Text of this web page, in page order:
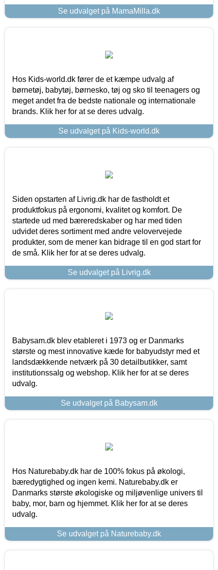
Se udvalget på MamaMilla.dk
Hos Kids-world.dk fører de et kæmpe udvalg af
børnetøj, babytøj, børnesko, tøj og sko til teenagers og
meget andet fra de bedste nationale og internationale
brands. Klik her for at se deres udvalg.
Se udvalget på Kids-world.dk
Siden opstarten af Livrig.dk har de fastholdt et
produktfokus på ergonomi, kvalitet og komfort. De
startede ud med bæreredskaber og har med tiden
udvidet deres sortiment med andre velovervejede
produkter, som de mener kan bidrage til en god start for
de små. Klik her for at se deres udvalg.
Se udvalget på Livrig.dk
Babysam.dk blev etableret i 1973 og er Danmarks
største og mest innovative kæde for babyudstyr med et
landsdækkende netværk på 30 detailbutikker, samt
institutionssalg og webshop. Klik her for at se deres
udvalg.
Se udvalget på Babysam.dk
Hos Naturebaby.dk har de 100% fokus på økologi,
bæredygtighed og ingen kemi. Naturebaby.dk er
Danmarks største økologiske og miljøvenlige univers til
baby, mor, barn og hjemmet. Klik her for at se deres
udvalg.
Se udvalget på Naturebaby.dk